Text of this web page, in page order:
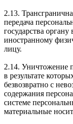
2.13.
передача
государства органу
иностранному
лицу.
2.14. Уничтожение
в результате
безвозвратно с
содержания
системе
материальные